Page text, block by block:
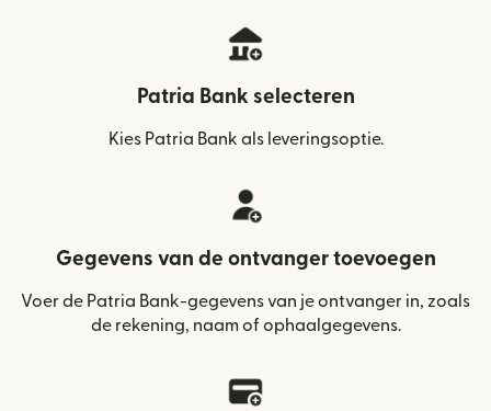
Patria Bank selecteren
Kies Patria Bank als leveringsoptie.
Gegevens van de ontvanger toevoegen
Voer de Patria Bank-gegevens van je ontvanger in, zoals
de rekening, naam of ophaalgegevens.